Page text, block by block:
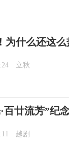
为什么还这
立秋
百廿流芳”纪
越剧